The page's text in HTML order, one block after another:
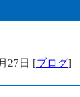
27日 [ブログ]